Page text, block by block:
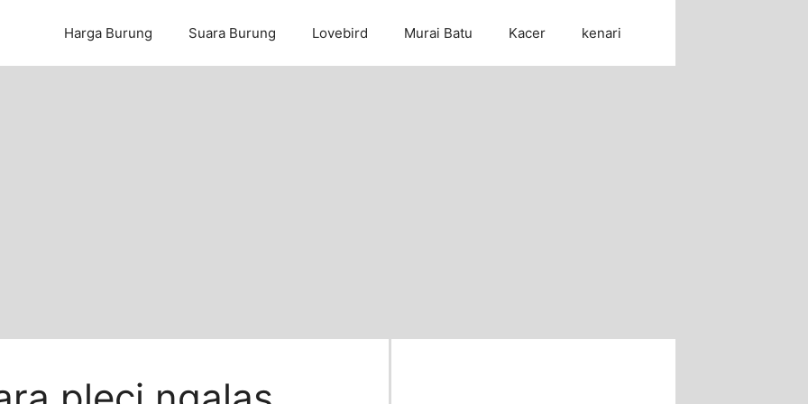
Harga Burung Suara Burung Lovebird Murai Batu Kacer kenari